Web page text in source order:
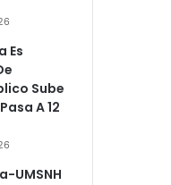
Es
Sube
A 12
UMSNH